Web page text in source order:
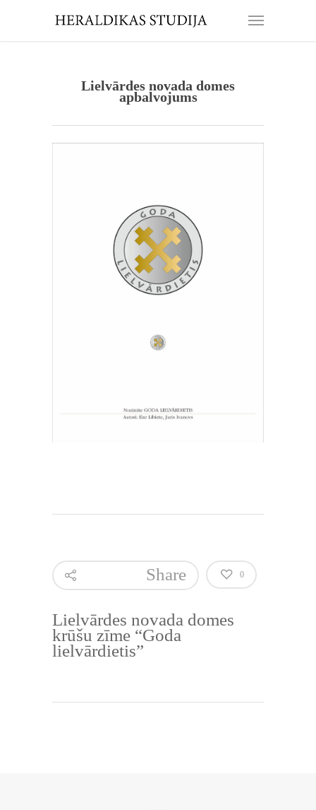
Lielvārdes novada domes
apbalvojums
Share 0
Lielvārdes novada domes
krūšu zīme “Goda
lielvārdietis”